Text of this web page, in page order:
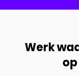
Werk